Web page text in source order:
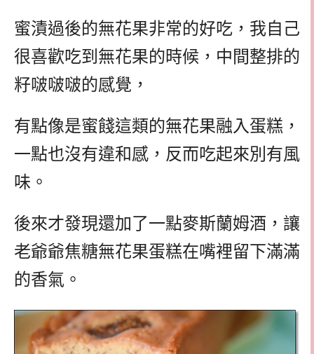
蜜漬過後的無花果非常的好吃，我自己
很喜歡吃到無花果的時候，中間整排的
籽啵啵啵的感覺，
有點像是蜜餞這類的無花果融入蛋糕，
一點也沒有違和感，反而吃起來別有風
味。
後來才發現還加了一點麥斯蘭姆酒，讓
老爺爺焦糖無花果蛋糕在嘴裡留下滿滿
的香氣。